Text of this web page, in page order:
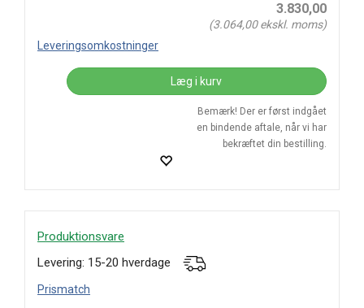
3.830,00
(3.064,00ekskl. moms)
Leveringsomkostninger
Læg i kurv
Bemærk! Der er først indgået
en bindende aftale, når vi har
bekræftet din bestilling.
Produktionsvare
Levering: 15-20 hverdage
Prismatch